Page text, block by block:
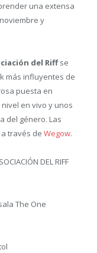
una extensa
y
del Riffse
más influyentes de
puesta en
en vivo y unos
del género. Las
través de Wegow.
DEL RIFF
The One